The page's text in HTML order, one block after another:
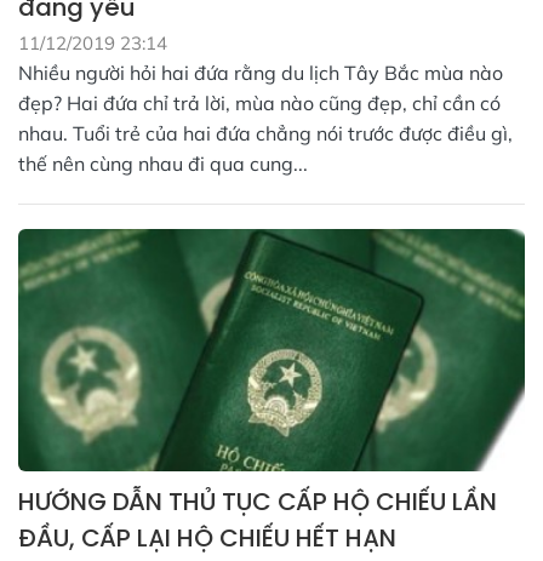
đang yêu
11/12/2019 23:14
Nhiều người hỏi hai đứa rằng du lịch Tây Bắc mùa nào
đẹp? Hai đứa chỉ trả lời, mùa nào cũng đẹp, chỉ cần có
nhau. Tuổi trẻ của hai đứa chẳng nói trước được điều gì,
thế nên cùng nhau đi qua cung...
HƯỚNG DẪN THỦ TỤC CẤP HỘ CHIẾU LẦN
ĐẦU, CẤP LẠI HỘ CHIẾU HẾT HẠN